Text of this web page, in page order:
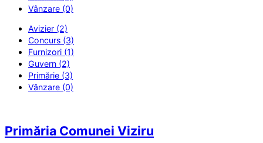
Vânzare (0)
Avizier (2)
Concurs (3)
Furnizori (1)
Guvern (2)
Primărie (3)
Vânzare (0)
Primăria Comunei Viziru